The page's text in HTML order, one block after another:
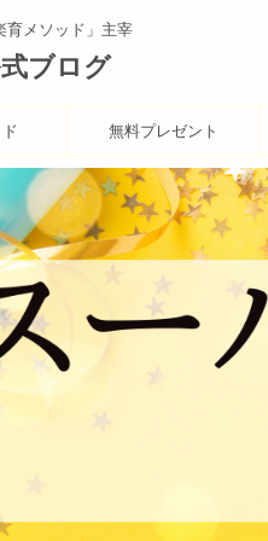
育メソッド」主宰
ブログ
無料プレゼント